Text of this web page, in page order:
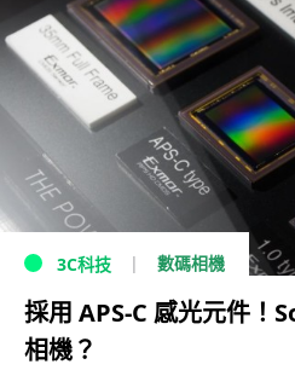
3C科技 數碼相機
採用 APS-C 感光元件！
相機？